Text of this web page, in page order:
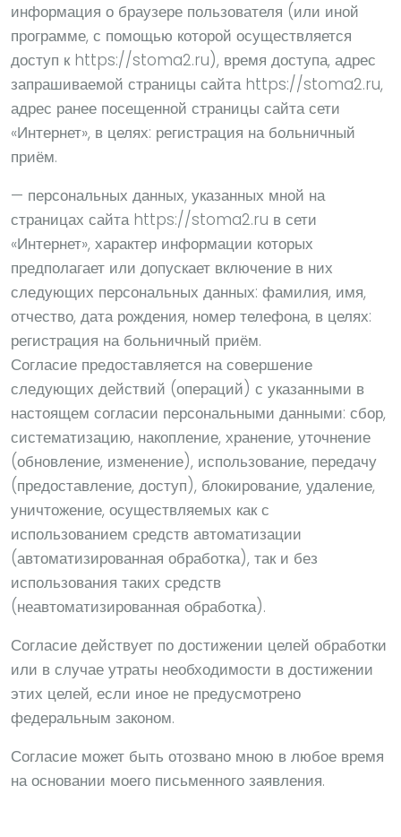
информация о браузере пользователя (или иной
программе, с помощью которой осуществляется
доступ к https://stoma2.ru), время доступа, адрес
запрашиваемой страницы сайта https://stoma2.ru,
адрес ранее посещенной страницы сайта сети
«Интернет», в целях: регистрация на больничный
приём.
— персональных данных, указанных мной на
страницах сайта https://stoma2.ru в сети
«Интернет», характер информации которых
предполагает или допускает включение в них
следующих персональных данных: фамилия, имя,
отчество, дата рождения, номер телефона, в целях:
регистрация на больничный приём.
Согласие предоставляется на совершение
следующих действий (операций) с указанными в
настоящем согласии персональными данными: сбор,
систематизацию, накопление, хранение, уточнение
(обновление, изменение), использование, передачу
(предоставление, доступ), блокирование, удаление,
уничтожение, осуществляемых как с
использованием средств автоматизации
(автоматизированная обработка), так и без
использования таких средств
(неавтоматизированная обработка).
Согласие действует по достижении целей обработки
или в случае утраты необходимости в достижении
этих целей, если иное не предусмотрено
федеральным законом.
Согласие может быть отозвано мною в любое время
на основании моего письменного заявления.